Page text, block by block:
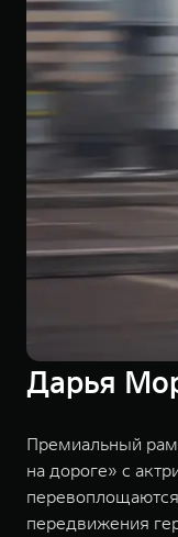
Дарья
Премиальный
на дороге» с
передвижения